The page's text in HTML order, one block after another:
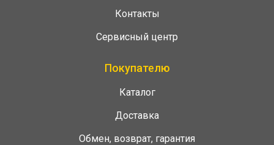
Контакты
Сервисный центр
Покупателю
Каталог
Доставка
Обмен, возврат, гарантия